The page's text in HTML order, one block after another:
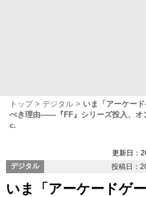
トップ デジタル
いま「アーケー
べき理由――『FF』シリーズ投入、オ
c.
更新日：
デジタル
投稿日：
いま「アーケードゲ